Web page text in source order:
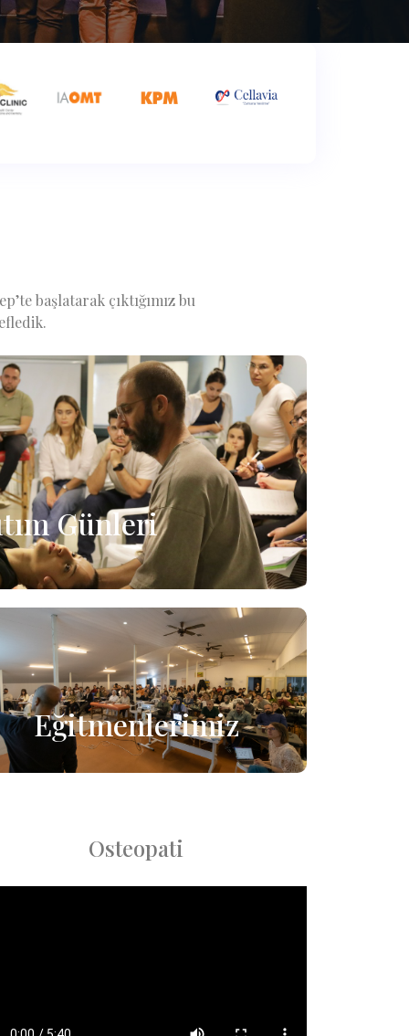
başlatarak çıktığımız bu
Günleri
Eğitmenlerimiz
Osteopati